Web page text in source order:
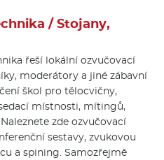
/ Stojany,
řeší lokální ozvučovací
moderátory a jiné zábavní
škol pro tělocvičny,
místnosti, mítingů,
zde ozvučovací
sestavy, zvukovou
a spining. Samozřejmě